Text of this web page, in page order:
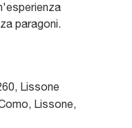
paragoni.
, Lissone
Lissone,